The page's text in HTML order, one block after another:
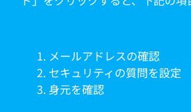
メールアドレスの確認
セキュリティの質問を設定
身元を確認